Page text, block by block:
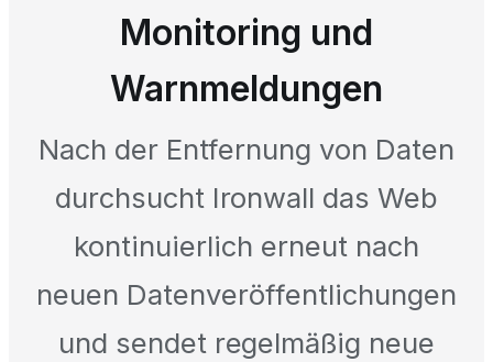
Monitoring und
Warnmeldungen
Nach der Entfernung von Daten
durchsucht Ironwall das Web
kontinuierlich erneut nach
neuen Datenveröffentlichungen
und sendet regelmäßig neue